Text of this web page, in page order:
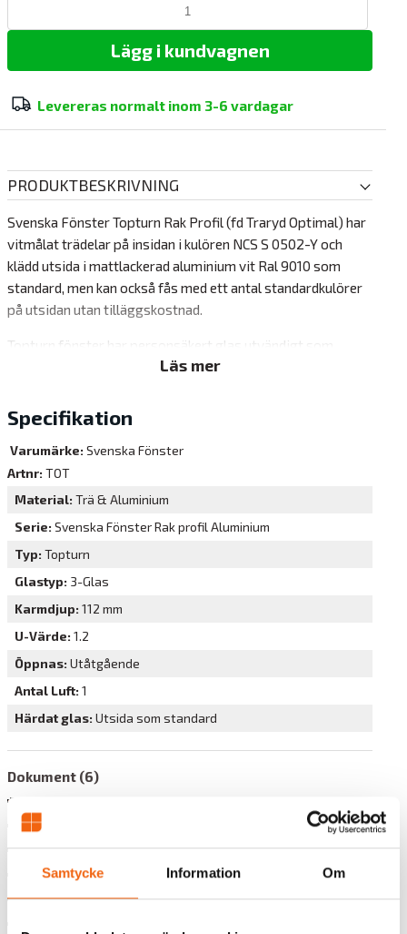
Samtycke Information Om
Lägg i kundvagnen
Levereras normalt inom 3-6 vardagar
PRODUKTBESKRIVNING
Svenska Fönster Topturn Rak Profil (fd Traryd Optimal) har
vitmålat trädelar på insidan i kulören NCS S 0502-Y och
klädd utsida i mattlackerad aluminium vit Ral 9010 som
standard, men kan också fås med ett antal standardkulörer
på utsidan utan tilläggskostnad.
Topturn fönster har personsäkert glas utvändigt som
standard. Utåtgående vridfönsterfunktion som kan öppnas
Fönstret finns även med extra lågt U-värde.
Lagerstorlekar för snabbare leverans
Läs mer
Specifikation
Varumärke: Svenska Fönster
Artnr: TOT
Material Trä & Aluminium
Serie Svenska Fönster Rak profil Aluminium
Typ Topturn
Glastyp 3-Glas
Karmdjup 112 mm
U-Värde 1.2
Öppnas Utåtgående
Antal Luft 1
Härdat glas Utsida som standard
Dokument (6)
Produktinformation Traryd Optimal Topturn
Svenska Fönster Garanti
Svenska Fönster Miljödeklaratan EPD
Svenska Fönster Monteringsanvisning & Garanti